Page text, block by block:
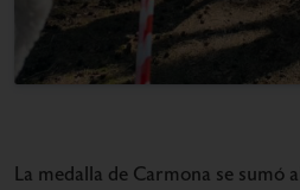
La medalla de Carmona se sumó